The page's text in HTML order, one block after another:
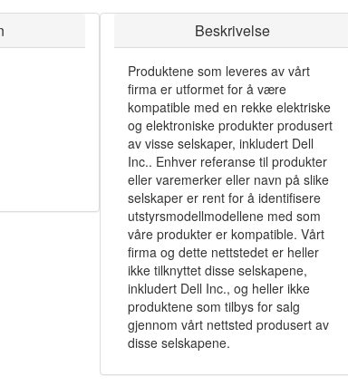
Beskrivelse
Produktene som leveres av vårt
firma er utformet for å være
kompatible med en rekke elektriske
og elektroniske produkter produsert
av visse selskaper, inkludert Dell
Inc.. Enhver referanse til produkter
eller varemerker eller navn på slike
selskaper er rent for å identifisere
utstyrsmodellmodellene med som
våre produkter er kompatible. Vårt
firma og dette nettstedet er heller
ikke tilknyttet disse selskapene,
inkludert Dell Inc., og heller ikke
produktene som tilbys for salg
gjennom vårt nettsted produsert av
disse selskapene.